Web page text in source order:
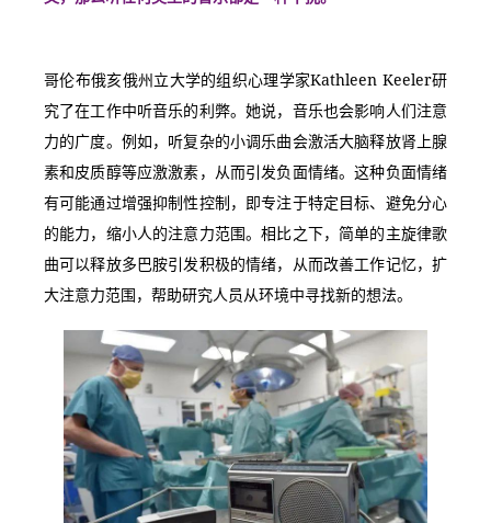
哥伦布俄亥俄州立大学的组织心理学家Kathleen Keeler研
究了在工作中听音乐的利弊。她说，音乐也会影响人们注意
力的广度。例如，听复杂的小调乐曲会激活大脑释放肾上腺
素和皮质醇等应激激素，从而引发负面情绪。这种负面情绪
有可能通过增强抑制性控制，即专注于特定目标、避免分心
的能力，缩小人的注意力范围。相比之下，简单的主旋律歌
曲可以释放多巴胺引发积极的情绪，从而改善工作记忆，扩
大注意力范围，帮助研究人员从环境中寻找新的想法。